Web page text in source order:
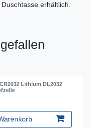
erhältlich.
Lithium DL2032